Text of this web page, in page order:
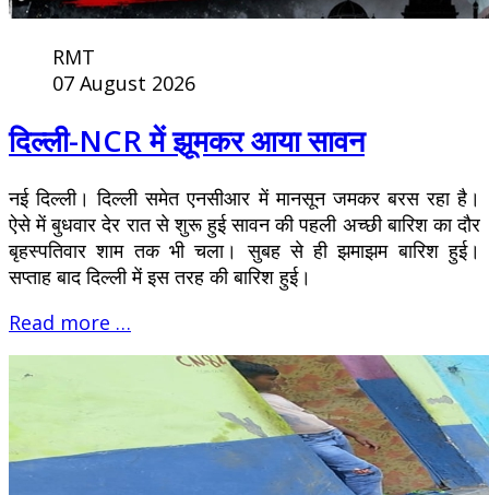
RMT
07 August 2026
दिल्ली-NCR में झूमकर आया सावन
नई दिल्ली। दिल्ली समेत एनसीआर में मानसून जमकर बरस रहा है।
ऐसे में बुधवार देर रात से शुरू हुई सावन की पहली अच्छी बारिश का दौर
बृहस्पतिवार शाम तक भी चला। सुबह से ही झमाझम बारिश हुई।
सप्ताह बाद दिल्ली में इस तरह की बारिश हुई।
Read more …